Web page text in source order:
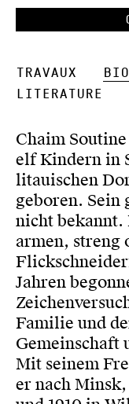
Travaux
Literature
Chaim
elf Kindern in
litauischen
geboren. Sein
nicht bekannt.
armen, streng
Jahren
Familie und
Gemeinschaft
Mit seinem
er nach